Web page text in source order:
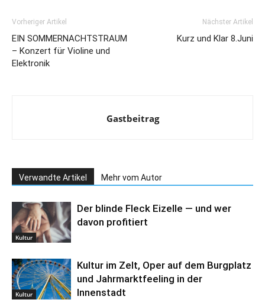
Vorheriger Artikel
EIN SOMMERNACHTSTRAUM
– Konzert für Violine und
Elektronik
Nächster Artikel
Kurz und Klar 8.Juni
Gastbeitrag
Verwandte Artikel Mehr vom Autor
Kultur
Der blinde Fleck Eizelle — und wer
davon profitiert
Kultur
Kultur im Zelt, Oper auf dem Burgplatz
und Jahrmarktfeeling in der
Innenstadt